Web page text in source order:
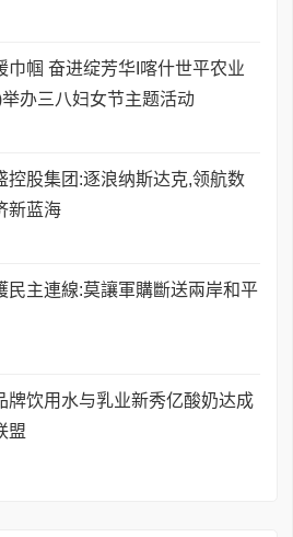
巾帼 奋进绽芳华I喀什世平农业
办三八妇女节主题活动
控股集团:逐浪纳斯达克,领航数
新蓝海
民主連線:莫讓軍購斷送兩岸和平
牌饮用水与乳业新秀亿酸奶达成
盟